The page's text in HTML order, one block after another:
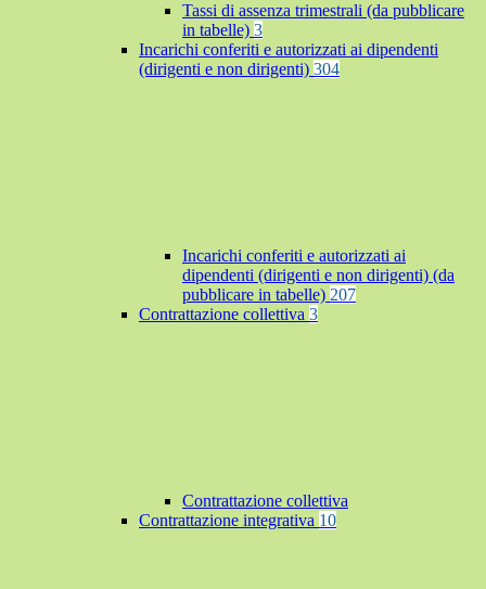
Tassi di assenza trimestrali (da pubblicare
in tabelle) 3
Incarichi conferiti e autorizzati ai dipendenti
(dirigenti e non dirigenti) 304
Incarichi conferiti e autorizzati ai
dipendenti (dirigenti e non dirigenti) (da
pubblicare in tabelle) 207
Contrattazione collettiva 3
Contrattazione collettiva
Contrattazione integrativa 10